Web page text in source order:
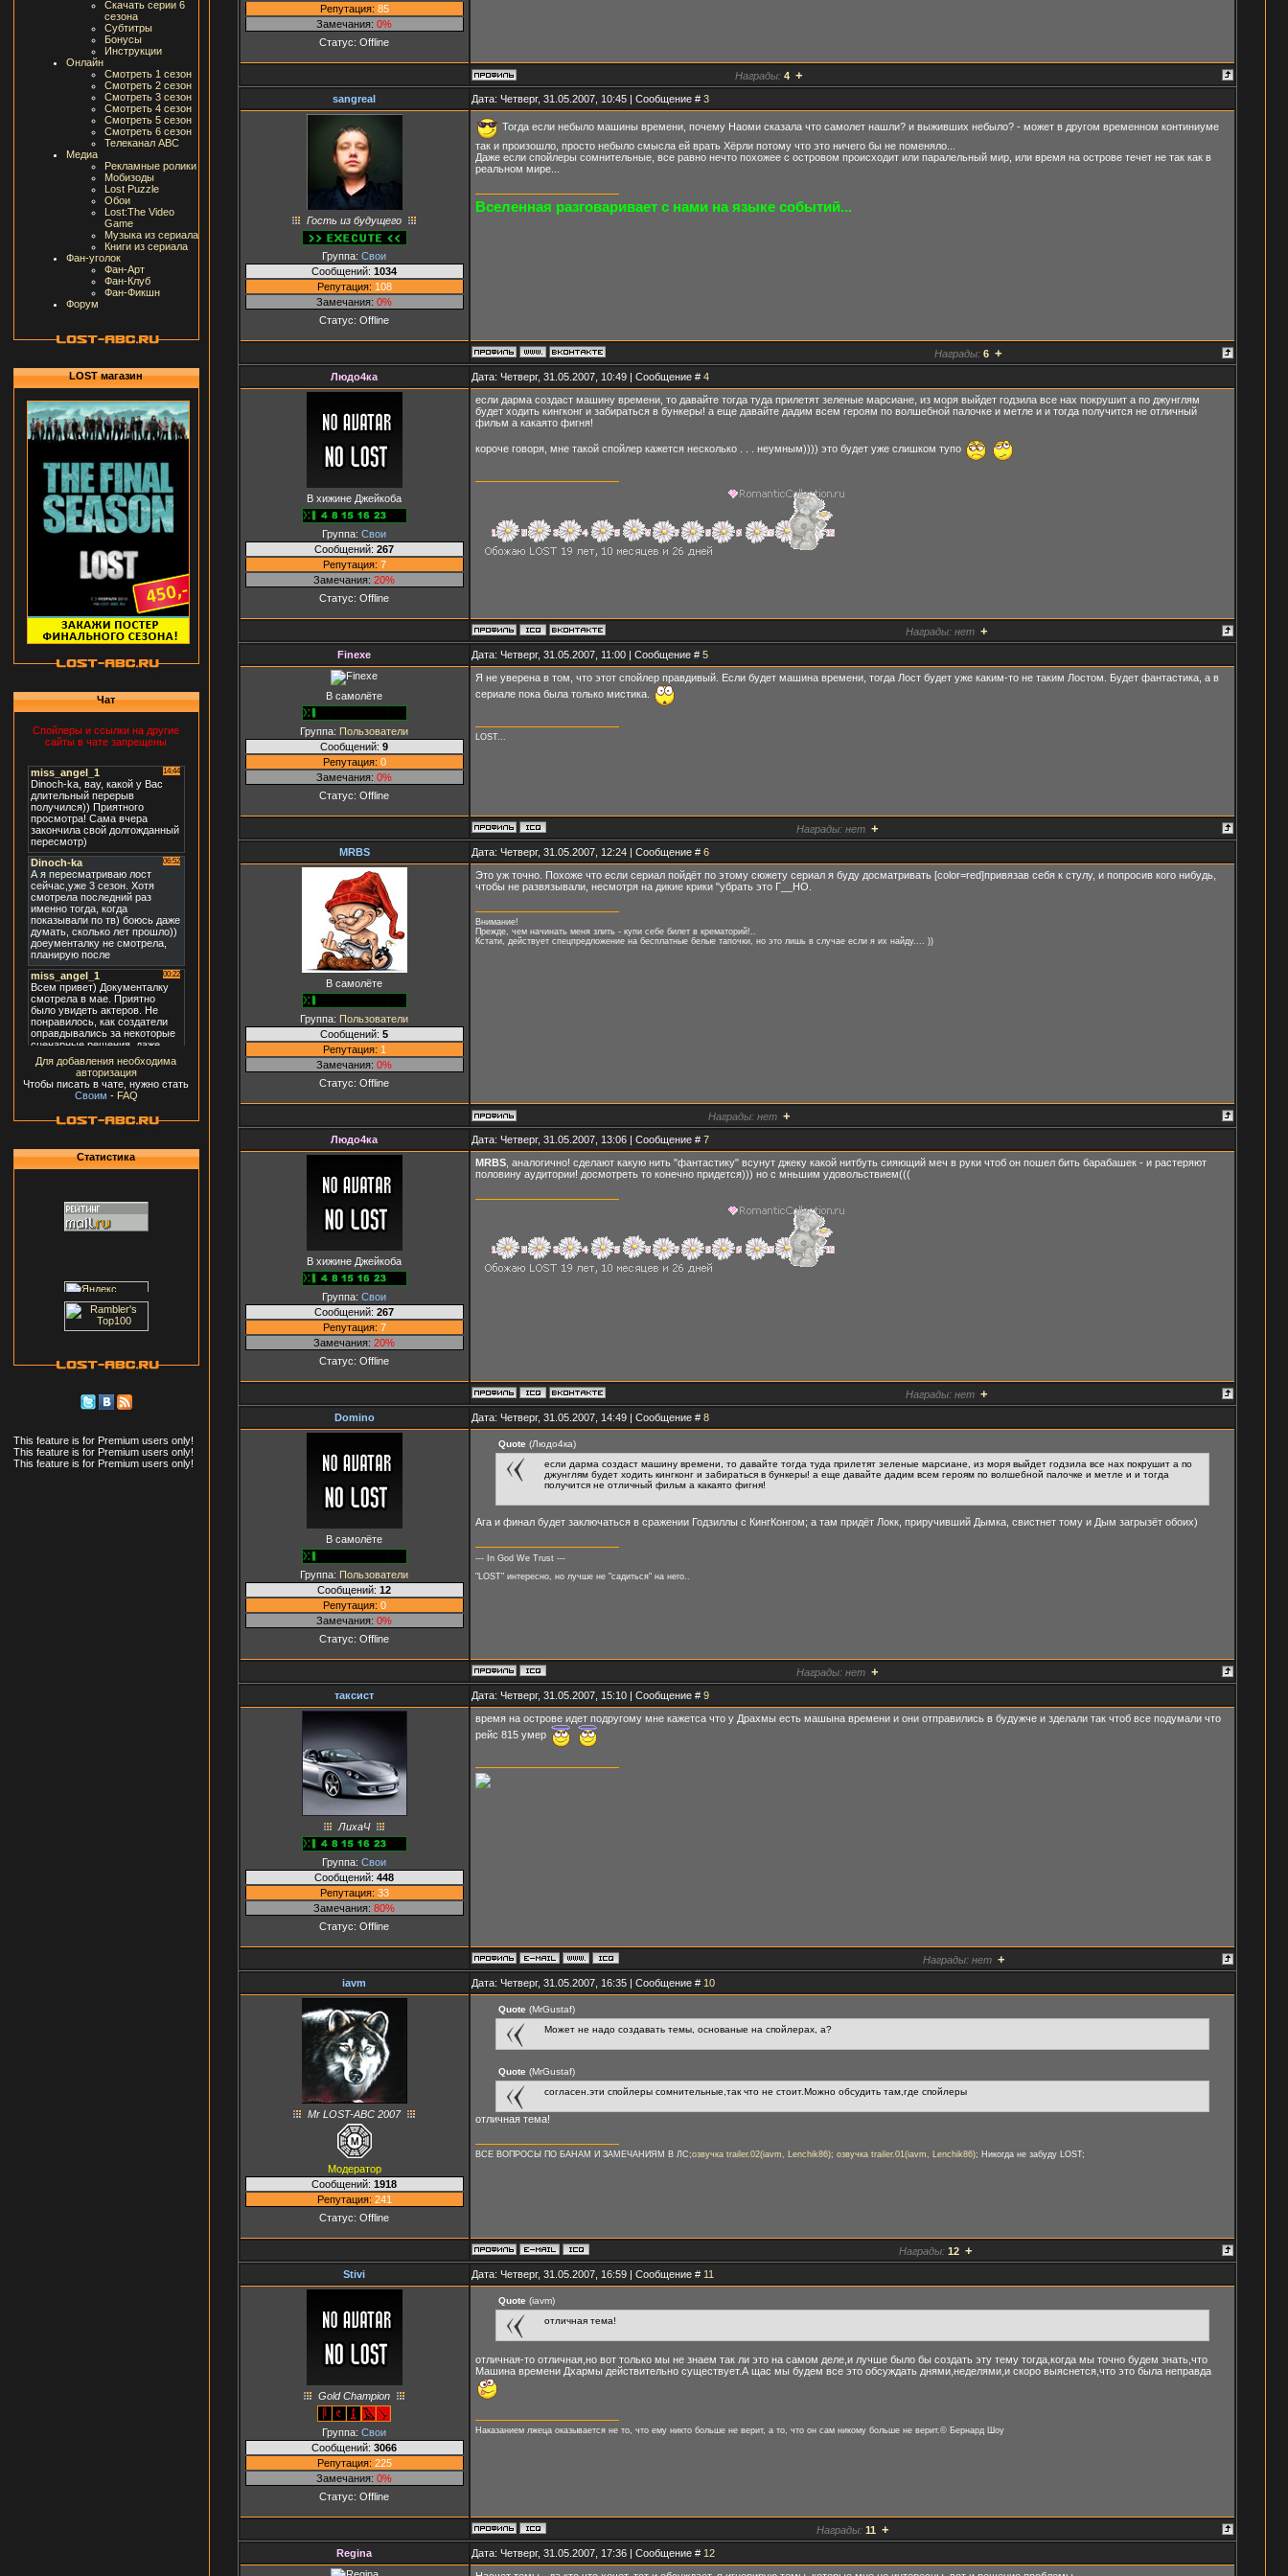
Скачать серии 6
сезона
Субтитры
Бонусы
Инструкции
Онлайн
Смотреть 1 сезон
Смотреть 2 сезон
Смотреть 3 сезон
Смотреть 4 сезон
Смотреть 5 сезон
Смотреть 6 сезон
Телеканал ABC
Медиа
Рекламные ролики
Мобизоды
Lost Puzzle
Обои
Lost:The Video
Game
Музыка из сериала
Книги из сериала
Фан-уголок
Фан-Арт
Фан-Клуб
Фан-Фикшн
Форум
LOST магазин
Чат
Спойлеры и ссылки на другие
сайты в чате запрещены
Для добавления необходима
авторизация
Чтобы писать в чате, нужно стать
Своим - FAQ
Статистика
This feature is for Premium users only!
This feature is for Premium users only!
This feature is for Premium users only!
Репутация: 85
Замечания: 0%
Статус: Offline
Награды: 4 +
sangreal Дата: Четверг, 31.05.2007, 10:45 | Сообщение # 3
Гость из будущего
Группа: Свои
Сообщений: 1034
Репутация: 108
Замечания: 0%
Статус: Offline
Тогда если небыло машины времени, почему Наоми сказала что самолет нашли? и выживших небыло? - может в другом временном континиуме
так и произошло, просто небыло смысла ей врать Хёрли потому что это ничего бы не поменяло...
Даже если спойлеры сомнительные, все равно нечто похожее с островом происходит или паралельный мир, или время на острове течет не так как в
реальном мире...
Вселенная разговаривает с нами на языке событий...
Награды: 6 +
Людо4ка Дата: Четверг, 31.05.2007, 10:49 | Сообщение # 4
В хижине Джейкоба
Группа: Свои
Сообщений: 267
Репутация: 7
Замечания: 20%
Статус: Offline
если дарма создаст машину времени, то давайте тогда туда прилетят зеленые марсиане, из моря выйдет годзила все нах покрушит а по джунглям
будет ходить кингконг и забираться в бункеры! а еще давайте дадим всем героям по волшебной палочке и метле и и тогда получится не отличный
фильм а какаято фигня!
короче говоря, мне такой спойлер кажется несколько . . . неумным)))) это будет уже слишком тупо
Награды: нет +
Finexe Дата: Четверг, 31.05.2007, 11:00 | Сообщение # 5
В самолёте
Группа: Пользователи
Сообщений: 9
Репутация: 0
Замечания: 0%
Статус: Offline
Я не уверена в том, что этот спойлер правдивый. Если будет машина времени, тогда Лост будет уже каким-то не таким Лостом. Будет фантастика, а в
сериале пока была только мистика.
LOST...
Награды: нет +
MRBS Дата: Четверг, 31.05.2007, 12:24 | Сообщение # 6
В самолёте
Группа: Пользователи
Сообщений: 5
Репутация: 1
Замечания: 0%
Статус: Offline
Это уж точно. Похоже что если сериал пойдёт по этому сюжету сериал я буду досматривать [color=red]привязав себя к стулу, и попросив кого нибудь,
чтобы не развязывали, несмотря на дикие крики "убрать это Г__НО.
Внимание!
Прежде, чем начинать меня злить - купи себе билет в крематорий!..
Кстати, действует спецпредложение на бесплатные белые тапочки, но это лишь в случае если я их найду.... ))
Награды: нет +
Людо4ка Дата: Четверг, 31.05.2007, 13:06 | Сообщение # 7
В хижине Джейкоба
Группа: Свои
Сообщений: 267
Репутация: 7
Замечания: 20%
Статус: Offline
MRBS, аналогично! сделают какую нить "фантастику" всунут джеку какой нитбуть сияющий меч в руки чтоб он пошел бить барабашек - и растеряют
половину аудитории! досмотреть то конечно придется))) но с мньшим удовольствием(((
Награды: нет +
Domino Дата: Четверг, 31.05.2007, 14:49 | Сообщение # 8
В самолёте
Группа: Пользователи
Сообщений: 12
Репутация: 0
Замечания: 0%
Статус: Offline
Quote (Людо4ка)
если дарма создаст машину времени, то давайте тогда туда прилетят зеленые марсиане, из моря выйдет годзила все нах покрушит а по
джунглям будет ходить кингконг и забираться в бункеры! а еще давайте дадим всем героям по волшебной палочке и метле и и тогда
получится не отличный фильм а какаято фигня!
Ага и финал будет заключаться в сражении Годзиллы с КингКонгом; а там придёт Локк, приручивший Дымка, свистнет тому и Дым загрызёт обоих)
--- In God We Trust ---
"LOST" интересно, но лучше не "садиться" на него..
Награды: нет +
таксист Дата: Четверг, 31.05.2007, 15:10 | Сообщение # 9
ЛихаЧ
Группа: Свои
Сообщений: 448
Репутация: 33
Замечания: 80%
Статус: Offline
время на острове идет подругому мне кажетса что у Драхмы есть машына времени и они отправились в будужче и зделали так чтоб все подумали что
рейс 815 умер
Награды: нет +
iavm Дата: Четверг, 31.05.2007, 16:35 | Сообщение # 10
Mr LOST-ABC 2007
Модератор
Сообщений: 1918
Репутация: 241
Статус: Offline
Quote (MrGustaf)
Может не надо создавать темы, основаные на спойлерах, а?
Quote (MrGustaf)
согласен.эти спойлеры сомнительные,так что не стоит.Можно обсудить там,где спойлеры
отличная тема!
ВСЕ ВОПРОСЫ ПО БАНАМ И ЗАМЕЧАНИЯМ В ЛС;озвучка trailer.02(iavm, Lenchik86); озвучка trailer.01(iavm, Lenchik86); Никогда не забуду LOST;
Награды: 12 +
Stivi Дата: Четверг, 31.05.2007, 16:59 | Сообщение # 11
Gold Champion
Группа: Свои
Сообщений: 3066
Репутация: 225
Замечания: 0%
Статус: Offline
Quote (iavm)
отличная тема!
отличная-то отличная,но вот только мы не знаем так ли это на самом деле,и лучше было бы создать эту тему тогда,когда мы точно будем знать,что
Машина времени Дхармы действительно существует.А щас мы будем все это обсуждать днями,неделями,и скоро выяснется,что это была неправда
Наказанием лжеца оказывается не то, что ему никто больше не верит, а то, что он сам никому больше не верит.© Бернард Шоу
Награды: 11 +
Regina Дата: Четверг, 31.05.2007, 17:36 | Сообщение # 12